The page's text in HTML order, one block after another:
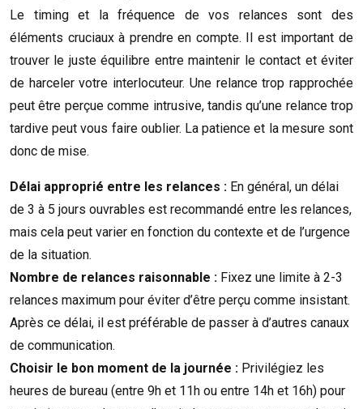
Le timing et la fréquence de vos relances sont des
éléments cruciaux à prendre en compte. Il est important de
trouver le juste équilibre entre maintenir le contact et éviter
de harceler votre interlocuteur. Une relance trop rapprochée
peut être perçue comme intrusive, tandis qu’une relance trop
tardive peut vous faire oublier. La patience et la mesure sont
donc de mise.
Délai approprié entre les relances : En général, un délai
de 3 à 5 jours ouvrables est recommandé entre les relances,
mais cela peut varier en fonction du contexte et de l’urgence
de la situation.
Nombre de relances raisonnable : Fixez une limite à 2-3
relances maximum pour éviter d’être perçu comme insistant.
Après ce délai, il est préférable de passer à d’autres canaux
de communication.
Choisir le bon moment de la journée : Privilégiez les
heures de bureau (entre 9h et 11h ou entre 14h et 16h) pour